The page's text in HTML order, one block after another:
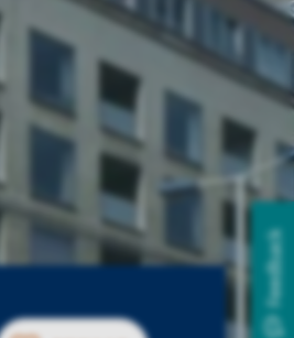
Feedback